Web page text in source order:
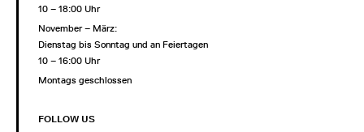
10 – 18:00 Uhr
November – März:
Dienstag bis Sonntag und an Feiertagen
10 – 16:00 Uhr
Montags geschlossen
FOLLOW US